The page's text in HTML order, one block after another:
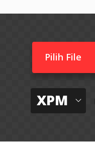
Pilih File
XPM